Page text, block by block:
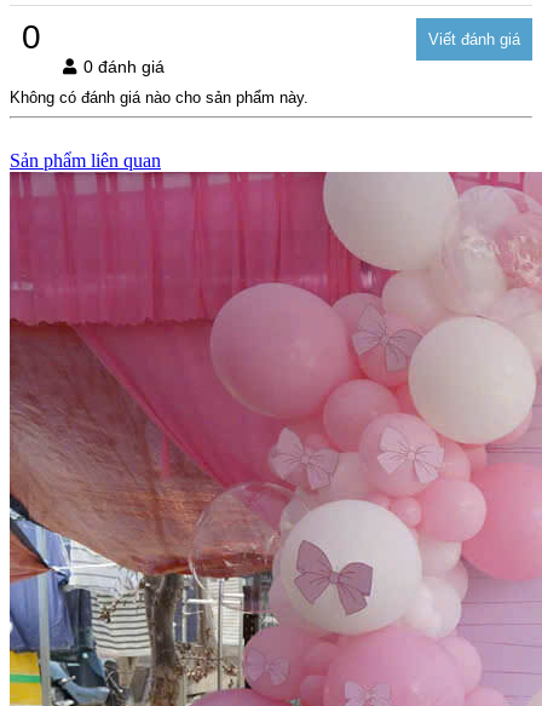
0
0 đánh giá
Không có đánh giá nào cho sản phẩm này.
Sản phẩm liên quan